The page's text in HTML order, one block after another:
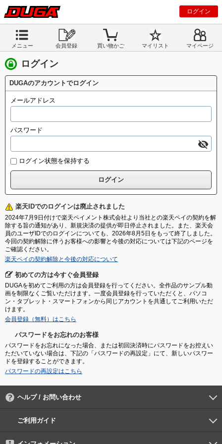
ログイン
メニュー 会員登録 買い物かご マイリスト マイページ
ログイン
DUGAのアカウントでログイン
メールアドレス
パスワード
ログイン状態を保持する
楽天IDでのログインは廃止されました
2024年7月9日付けで楽天ペイメント株式会社より当社との楽天ペイの契約を解
除する旨の通知があり、新規決済の提供が即日停止されました。また、楽天会
員のユーザIDでのログインについても、2026年8月5日をもって終了しました。
今回の契約解除に伴うお客様への影響と今後の対応については下記のページを
ご確認ください。
楽天ペイの契約解除と今後の対応について
初めての方は今すぐ会員登録
DUGAを初めてご利用の方は会員登録を行ってください。全作品のサンプル動
画を制限なくご覧いただけます。一度会員登録を行っていただくと、パソコ
ン・タブレット・スマートフォンから同じアカウントを共通してご利用いただ
けます。
会員登録（無料）はこちら
パスワードをお忘れのお客様
パスワードをお忘れになった場合、または初回決済時にパスワードをお控えい
ただいていない場合は、下記の「パスワードの再設定」にて、新しいパスワー
ドを登録することができます。
パスワードの再設定はこちら
ヘルプ / お問い合わせ
よくあるご質問
ご利用環境
お支払い方法
パスワードの再設定
サポートセンター
ご利用ガイド